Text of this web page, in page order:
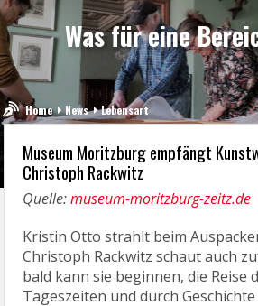
Was für eine
Home News Lebensart
Museum Moritzburg empfängt
Christoph Rackwitz
Quelle:museum-moritzburg-zeitz.de
Kristin Otto strahlt beim
Christoph Rackwitz schaut auch
bald kann sie beginnen, die Reise
Tageszeiten und durch